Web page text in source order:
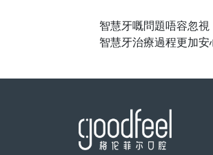
智慧牙嘅問題唔容忽
智慧牙治療過程更加